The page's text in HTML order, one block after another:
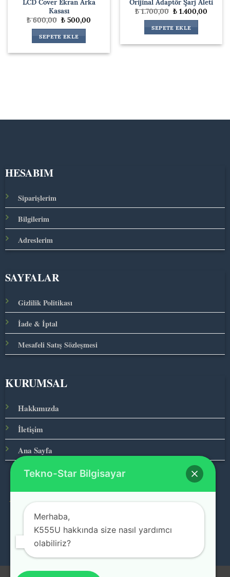
Kasası
₺600,00Orijinal
fiyat:
₺ 600,00.
₺500,00
₺ 500,00.
SEPETE EKLE
₺1.700,00Orijinal
fiyat:
₺ 1.700,00.
₺1.400,00Şu
SEPETE EKLE
HESABIM
Siparişlerim
Bilgilerim
Adreslerim
SAYFALAR
Gizlilik Politikası
İade & İptal
Mesafeli Satış Sözleşmesi
KURUMSAL
Hakkımızda
İletişim
Ana Sayfa
© 2026 Teknolojinin Starı
Tekno-Star Bilgisayar
Merhaba,
K555U hakkında size nasıl yardımcı
olabiliriz?